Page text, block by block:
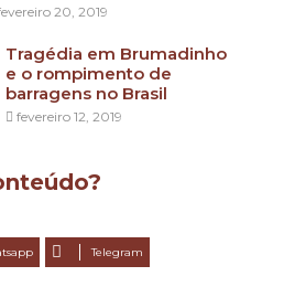
20, 2019
Tragédia em Brumadinho
e o rompimento de
barragens no Brasil
fevereiro 12, 2019
Telegram